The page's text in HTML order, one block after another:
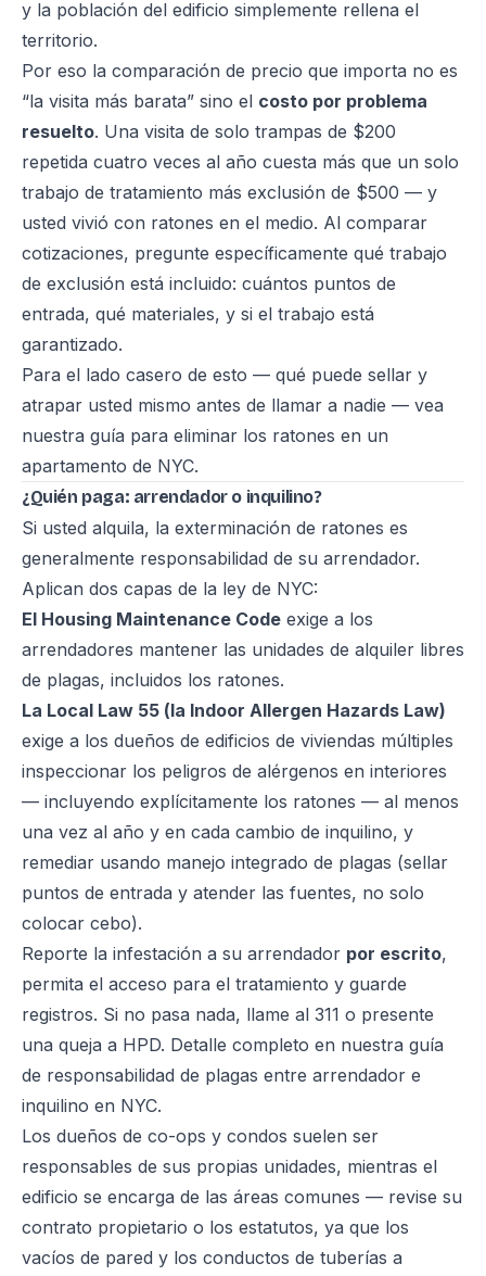
y la población del edificio simplemente rellena el
territorio.
Por eso la comparación de precio que importa no es
“la visita más barata” sino el costo por problema
resuelto. Una visita de solo trampas de $200
repetida cuatro veces al año cuesta más que un solo
trabajo de tratamiento más exclusión de $500 — y
usted vivió con ratones en el medio. Al comparar
cotizaciones, pregunte específicamente qué trabajo
de exclusión está incluido: cuántos puntos de
entrada, qué materiales, y si el trabajo está
garantizado.
Para el lado casero de esto — qué puede sellar y
atrapar usted mismo antes de llamar a nadie — vea
nuestra guía para eliminar los ratones en un
apartamento de NYC.
¿Quién paga: arrendador o inquilino?
Si usted alquila, la exterminación de ratones es
generalmente responsabilidad de su arrendador.
Aplican dos capas de la ley de NYC:
El Housing Maintenance Code exige a los
arrendadores mantener las unidades de alquiler libres
de plagas, incluidos los ratones.
La Local Law 55 (la Indoor Allergen Hazards Law)
exige a los dueños de edificios de viviendas múltiples
inspeccionar los peligros de alérgenos en interiores
— incluyendo explícitamente los ratones — al menos
una vez al año y en cada cambio de inquilino, y
remediar usando manejo integrado de plagas (sellar
puntos de entrada y atender las fuentes, no solo
colocar cebo).
Reporte la infestación a su arrendador por escrito,
permita el acceso para el tratamiento y guarde
registros. Si no pasa nada, llame al 311 o presente
una queja a HPD. Detalle completo en nuestra guía
de responsabilidad de plagas entre arrendador e
inquilino en NYC.
Los dueños de co-ops y condos suelen ser
responsables de sus propias unidades, mientras el
edificio se encarga de las áreas comunes — revise su
contrato propietario o los estatutos, ya que los
vacíos de pared y los conductos de tuberías a